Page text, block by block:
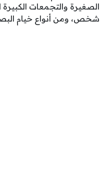
شخص، ومن أنواع خيام